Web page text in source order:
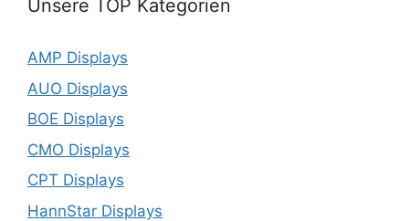
Unsere TOP Kategorien
AMP Displays
AUO Displays
BOE Displays
CMO Displays
CPT Displays
HannStar Displays